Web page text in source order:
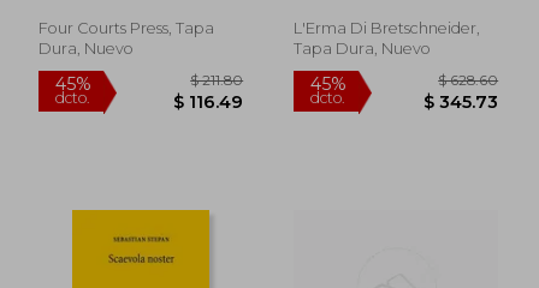
Four Courts Press, Tapa
Dura, Nuevo
L'Erma Di Bretschneider,
Tapa Dura, Nuevo